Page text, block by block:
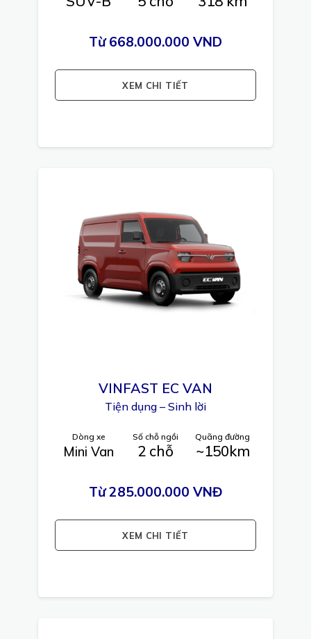
Từ 668.000.000 VND
XEM CHI TIẾT
VINFAST EC VAN
Tiện dụng – Sinh lời
Dòng xe
Mini Van
Số chỗ ngồi
2 chỗ
Quãng đường
~150km
Từ 285.000.000 VNĐ
XEM CHI TIẾT